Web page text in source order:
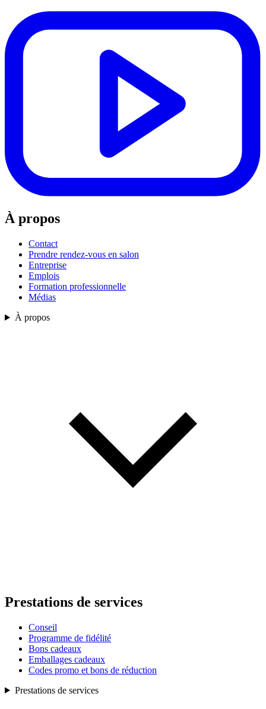
À propos
Contact
Prendre rendez-vous en salon
Entreprise
Emplois
Formation professionnelle
Médias
À propos
Prestations de services
Conseil
Programme de fidélité
Bons cadeaux
Emballages cadeaux
Codes promo et bons de réduction
Prestations de services